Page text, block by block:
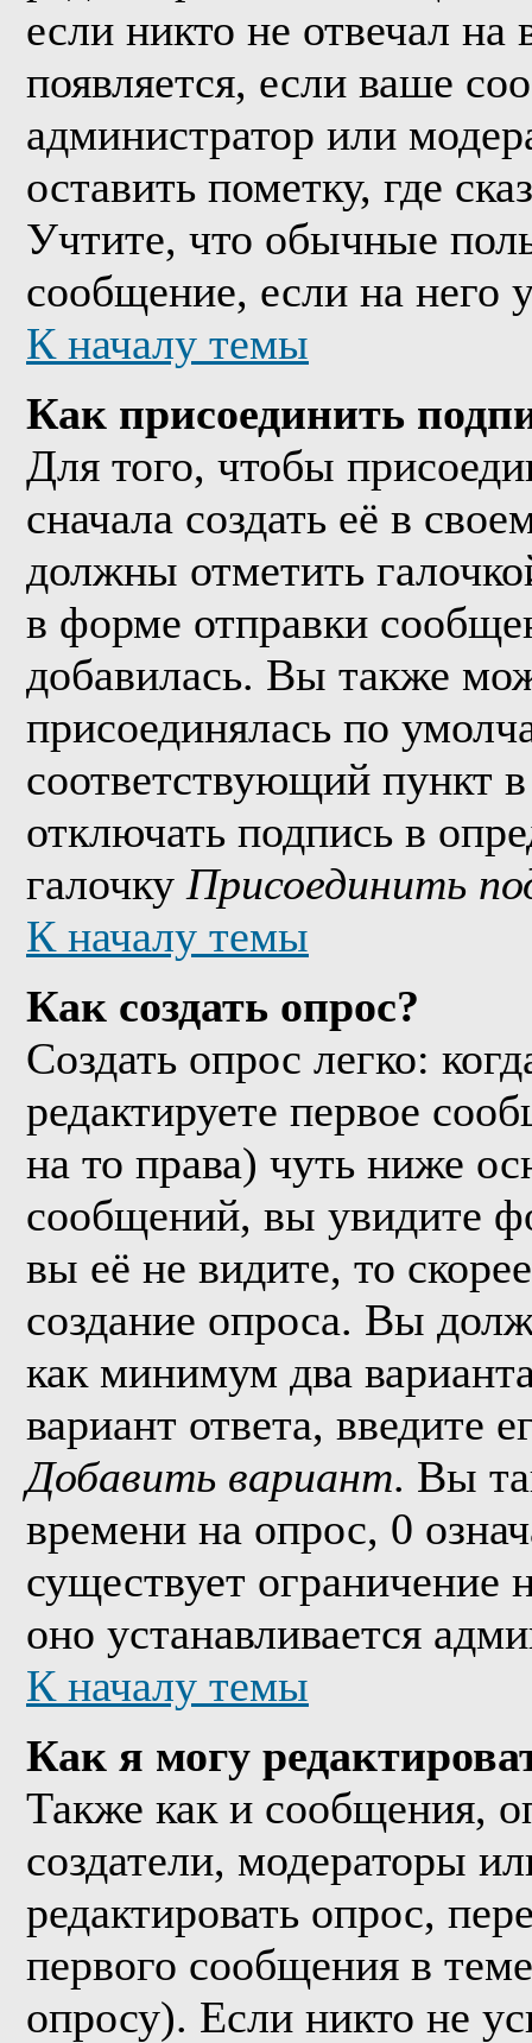
если никто не отвечал
появляется, если ваше
администратор или
оставить пометку, где
Учтите, что обычные
сообщение, если на него
К началу темы
Как присоединить
Для того, чтобы
сначала создать её в
должны отметить
в форме отправки
добавилась. Вы также
присоединялась по
соответствующий пункт
отключать подпись в
галочку Присоединить
К началу темы
Как создать опрос?
Создать опрос легко:
редактируете первое
на то права) чуть ниже
сообщений, вы увидите
вы её не видите, то
создание опроса. Вы
как минимум два
вариант ответа, введите
Добавить вариант. Вы
времени на опрос, 0
существует ограничение
оно устанавливается
К началу темы
Как я могу
Также как и сообщения,
создатели, модераторы
редактировать опрос,
первого сообщения в
опросу). Если никто не